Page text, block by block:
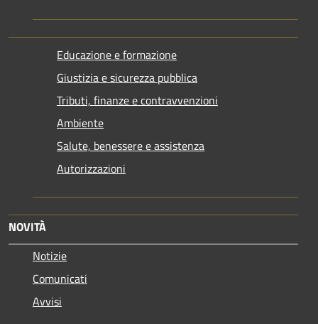
Educazione e formazione
Giustizia e sicurezza pubblica
Tributi, finanze e contravvenzioni
Ambiente
Salute, benessere e assistenza
Autorizzazioni
NOVITÀ
Notizie
Comunicati
Avvisi